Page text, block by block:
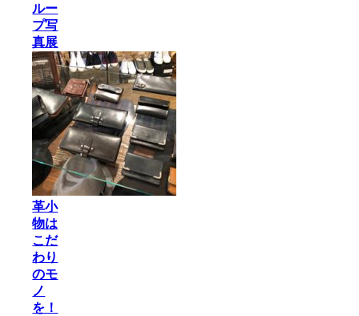
ルー
プ写
真展
革小
物は
こだ
わり
のモ
ノ
を！